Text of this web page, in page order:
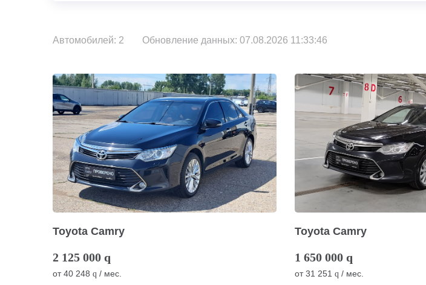
Автомобилей: 2 Обновление данных: 07.08.2026 11:33:46
Toyota Camry
2 125 000 q
от40 248 q / мес.
Toyota Camry
1 650 000 q
от31 251 q / мес.